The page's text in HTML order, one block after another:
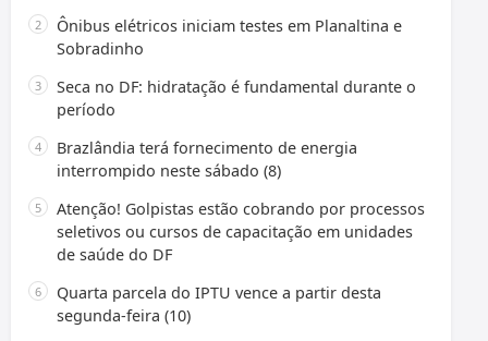
Ônibus elétricos iniciam testes em Planaltina e
Sobradinho
Seca no DF: hidratação é fundamental durante o
período
Brazlândia terá fornecimento de energia
interrompido neste sábado (8)
Atenção! Golpistas estão cobrando por processos
seletivos ou cursos de capacitação em unidades
de saúde do DF
Quarta parcela do IPTU vence a partir desta
segunda-feira (10)